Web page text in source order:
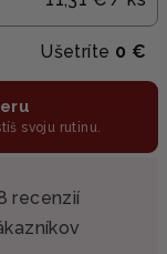
Ušetríte 0 €
svoju rutinu.
recenzií